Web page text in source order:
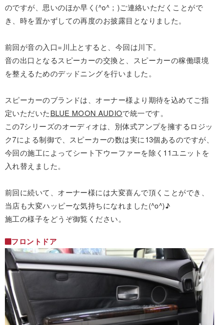
のですが、思いのほか早く(^o^；)ご連絡いただくことがで
き、時を置かずしての再度のお披露目となりました。
前回が音の入口=川上とすると、今回は川下。
音の出口となるスピーカーの交換と、スピーカーの稼働環境
を整えるためのデッドニングを行いました。
スピーカーのブランドは、オーナー様より期待を込めてご指
定いただいたBLUE MOON AUDIOで統一です。
この7シリーズのオーディオは、別体式アンプを擁するロジッ
ク7による制御で、スピーカーの数は実に13個あるのですが、
今回の施工によってシート下ウーファーを除く11ユニットを
入れ替えました。
前回に続いて、オーナー様には大変喜んで頂くことができ、
当店も大変ハッピーな気持ちになれました(^o^)♪
施工の様子をどうぞ御覧ください。
フロントドア